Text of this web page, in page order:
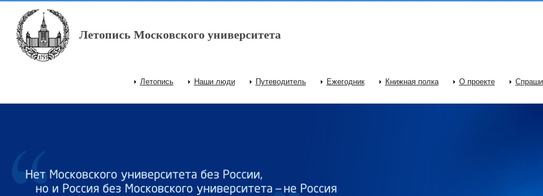
Перейти к основному содержанию
Летопись Московского университета
Главное меню
Летопись Наши люди Путеводитель Ежегодник Книжная полка О проекте